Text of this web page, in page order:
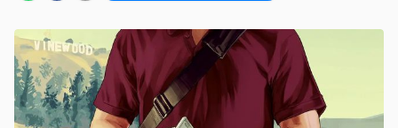
Uso e Política de Privacidade do Canaltech.